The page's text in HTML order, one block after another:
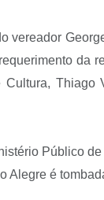
vereador
da
Thiago
Público
Alegre é